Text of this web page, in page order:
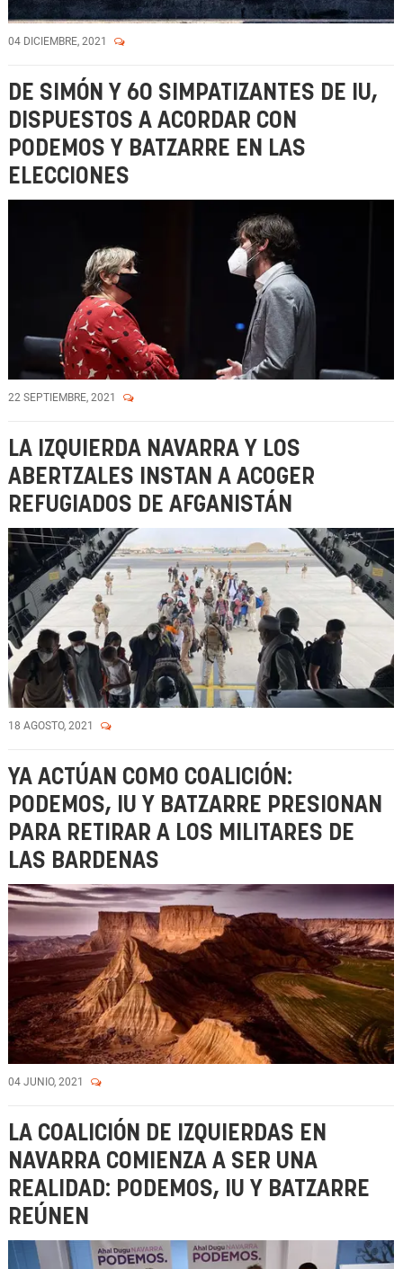
04 DICIEMBRE, 2021
DE SIMÓN Y 60 SIMPATIZANTES DE IU,
DISPUESTOS A ACORDAR CON
PODEMOS Y BATZARRE EN LAS
ELECCIONES
22 SEPTIEMBRE, 2021
LA IZQUIERDA NAVARRA Y LOS
ABERTZALES INSTAN A ACOGER
REFUGIADOS DE AFGANISTÁN
18 AGOSTO, 2021
YA ACTÚAN COMO COALICIÓN:
PODEMOS, IU Y BATZARRE PRESIONAN
PARA RETIRAR A LOS MILITARES DE
LAS BARDENAS
04 JUNIO, 2021
LA COALICIÓN DE IZQUIERDAS EN
NAVARRA COMIENZA A SER UNA
REALIDAD: PODEMOS, IU Y BATZARRE
REÚNEN